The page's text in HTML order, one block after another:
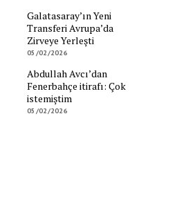
Galatasaray’ın Yeni
Transferi Avrupa’da
Zirveye Yerleşti
05/02/2026
Abdullah Avcı’dan
Fenerbahçe itirafı: Çok
istemiştim
05/02/2026